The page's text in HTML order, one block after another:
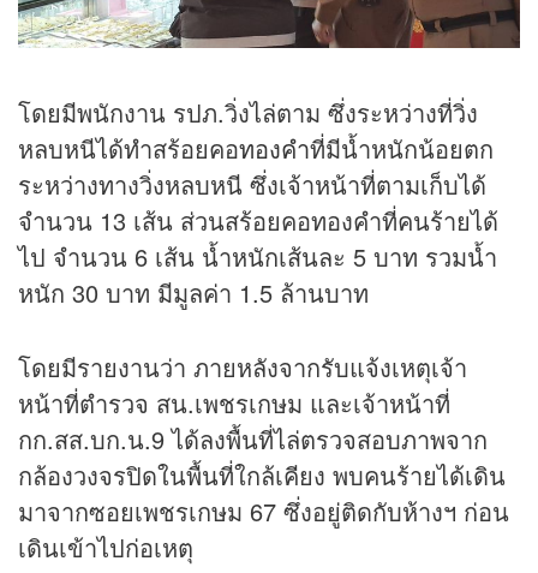
โดยมีพนักงาน รปภ.วิ่งไล่ตาม ซึ่งระหว่างที่วิ่ง
หลบหนีได้ทำสร้อยคอทองคำที่มีน้ำหนักน้อยตก
ระหว่างทางวิ่งหลบหนี ซึ่งเจ้าหน้าที่ตามเก็บได้
จำนวน 13 เส้น ส่วนสร้อยคอทองคำที่คนร้ายได้
ไป จำนวน 6 เส้น น้ำหนักเส้นละ 5 บาท รวมน้ำ
หนัก 30 บาท มีมูลค่า 1.5 ล้านบาท
โดยมีรายงานว่า ภายหลังจากรับแจ้งเหตุเจ้า
หน้าที่ตำรวจ สน.เพชรเกษม และเจ้าหน้าที่
กก.สส.บก.น.9 ได้ลงพื้นที่ไล่ตรวจสอบภาพจาก
กล้องวงจรปิดในพื้นที่ใกล้เคียง พบคนร้ายได้เดิน
มาจากซอยเพชรเกษม 67 ซึ่งอยู่ติดกับห้างฯ ก่อน
เดินเข้าไปก่อเหตุ